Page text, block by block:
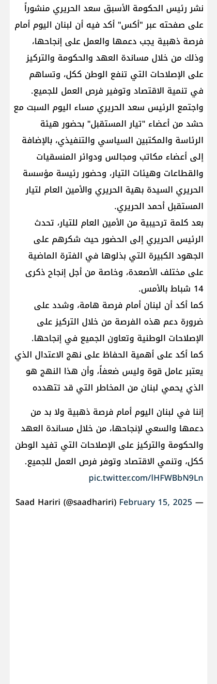
نشر رئيس الحكومة الأسبق سعد الحريري منشوراً
على صفحته عبر "أكس" أكد فيه أن لبنان اليوم أمام
فرصة ذهبية يجب دعمها والعمل على إنجاحها،
وذلك من خلال مساندة العهد والحكومة والتركيز
على الإصلاحات التي تنفع الوطن ككل، وتساهم
في تنمية الاقتصاد وتوفير فرص العمل للجميع.
واجتمع الرئيس سعد الحريري مساء اليوم السبت مع
حشد من أعضاء "تيار المستقبل" بحضور هيئة
الرئاسة والمكتبين السياسي والتنفيذي، بالإضافة
إلى أعضاء مكاتب ومجالس ودوائر المنسقيات
والقطاعات وهيئات التيار، وحضور رئيسة مؤسسة
الحريري السيدة بهية الحريري والأمين العام لتيار
المستقبل أحمد الحريري.
بعد كلمة ترحيبية من الأمين العام للتيار، تحدث
الرئيس الحريري إلى الحضور حيث شكرهم على
الجهود الكبيرة التي بذلوها في الفترة الماضية
على مختلف الأصعدة، وخاصة من أجل إنجاح ذكرى
14 شباط بالأمس.
كما أكد أن لبنان أمام فرصة هامة، وشدد على
ضرورة دعم هذه الفرصة من خلال التركيز على
الإصلاحات الوطنية وتعاون الجميع في إنجاحها.
كما أكد على أهمية الحفاظ على نهج الاعتدال الذي
يعتبر عامل قوة وليس ضعفاً، وأن هذا النهج هو
الذي يحمي لبنان من المخاطر التي قد تتهدده
إننا في لبنان اليوم أمام فرصة ذهبية ولا بد من
دعمها والسعي لإنجاحها، من خلال مساندة العهد
والحكومة والتركيز على الإصلاحات التي تفيد الوطن
ككل، وتنمي الاقتصاد وتوفر فرص العمل للجميع.
pic.twitter.com/lHFWBbN9Ln
— Saad Hariri (@saadhariri)
February 15, 2025